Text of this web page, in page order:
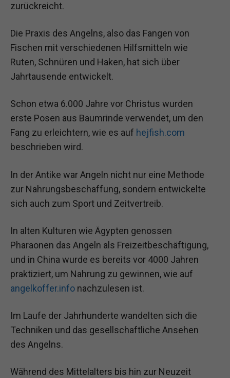
zurückreicht.
Die Praxis des Angelns, also das Fangen von
Fischen mit verschiedenen Hilfsmitteln wie
Ruten, Schnüren und Haken, hat sich über
Jahrtausende entwickelt.
Schon etwa 6.000 Jahre vor Christus wurden
erste Posen aus Baumrinde verwendet, um den
Fang zu erleichtern, wie es auf hejfish.com
beschrieben wird.
In der Antike war Angeln nicht nur eine Methode
zur Nahrungsbeschaffung, sondern entwickelte
sich auch zum Sport und Zeitvertreib.
In alten Kulturen wie Ägypten genossen
Pharaonen das Angeln als Freizeitbeschäftigung,
und in China wurde es bereits vor 4000 Jahren
praktiziert, um Nahrung zu gewinnen, wie auf
angelkoffer.info nachzulesen ist.
Im Laufe der Jahrhunderte wandelten sich die
Techniken und das gesellschaftliche Ansehen
des Angelns.
Während des Mittelalters bis hin zur Neuzeit